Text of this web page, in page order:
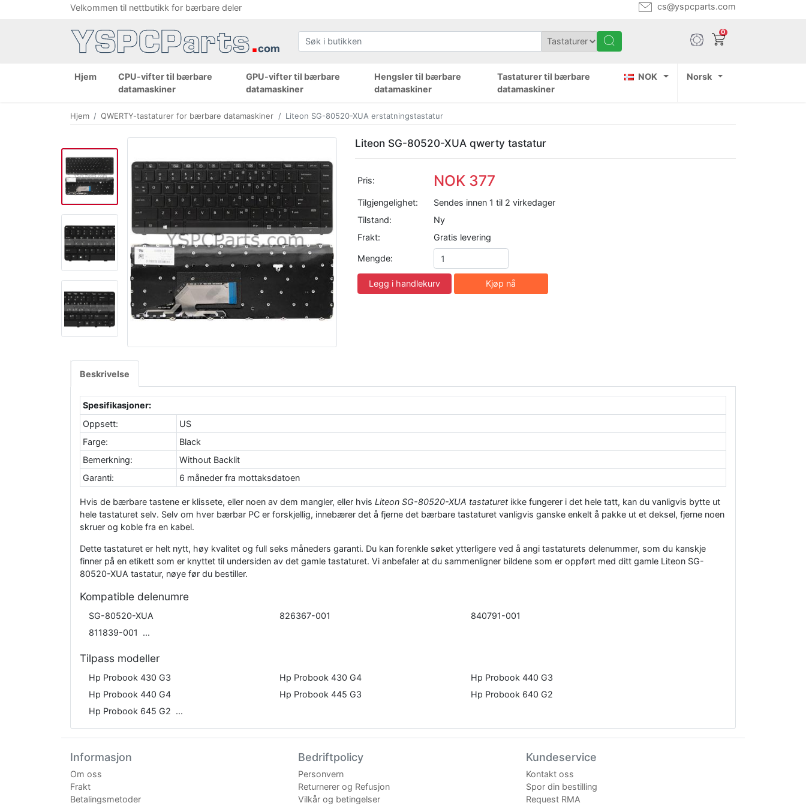
Velkommen til nettbutikk for bærbare deler cs@yspcparts.com
0
Hjem
CPU-vifter til bærbare
datamaskiner
GPU-vifter til bærbare
datamaskiner
Hengsler til bærbare
datamaskiner
Tastaturer til bærbare
datamaskiner
NOK Norsk
Hjem QWERTY-tastaturer for bærbare datamaskiner Liteon SG-80520-XUA erstatningstastatur
Liteon SG-80520-XUA qwerty tastatur
Pris: NOK 377
Tilgjengelighet:
Sendes innen 1 til 2 virkedager
Tilstand:
Ny
Frakt:
Gratis levering
Mengde:
Legg i handlekurv Kjøp nå
Beskrivelse
Spesifikasjoner:
Oppsett:
US
Farge:
Black
Bemerkning:
Without Backlit
Garanti:
6 måneder fra mottaksdatoen
Hvis de bærbare tastene er klissete, eller noen av dem mangler, eller hvis Liteon SG-80520-XUA tastaturet ikke fungerer i det hele tatt, kan du vanligvis bytte ut
hele tastaturet selv. Selv om hver bærbar PC er forskjellig, innebærer det å fjerne det bærbare tastaturet vanligvis ganske enkelt å pakke ut et deksel, fjerne noen
skruer og koble fra en kabel.
Dette tastaturet er helt nytt, høy kvalitet og full seks måneders garanti. Du kan forenkle søket ytterligere ved å angi tastaturets delenummer, som du kanskje
finner på en etikett som er knyttet til undersiden av det gamle tastaturet. Vi anbefaler at du sammenligner bildene som er oppført med ditt gamle Liteon SG-
80520-XUA tastatur, nøye før du bestiller.
Kompatible delenumre
SG-80520-XUA 826367-001
840791-001
811839-001
Tilpass modeller
Hp Probook 430 G3 Hp Probook 430 G4
Hp Probook 440 G3
Hp Probook 440 G4
Hp Probook 445 G3
Hp Probook 640 G2
Hp Probook 645 G2
Informasjon
Om oss
Frakt
Betalingsmetoder
Bedriftpolicy
Personvern
Returnerer og Refusjon
Vilkår og betingelser
Kundeservice
Kontakt oss
Spor din bestilling
Request RMA